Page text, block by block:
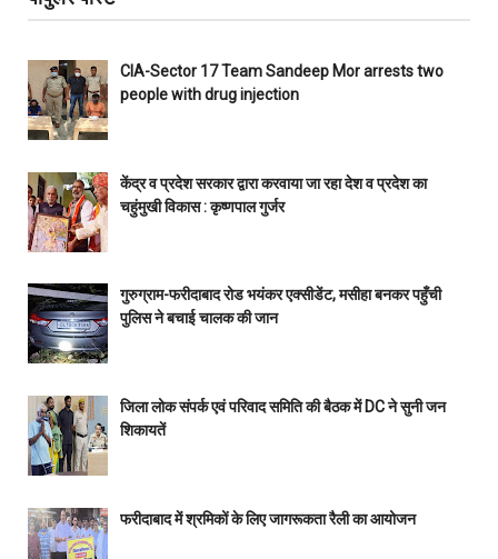
CIA-Sector 17 Team Sandeep Mor arrests two
people with drug injection
केंद्र व प्रदेश सरकार द्वारा करवाया जा रहा देश व प्रदेश का
चहुंमुखी विकास : कृष्णपाल गुर्जर
गुरुग्राम-फरीदाबाद रोड भयंकर एक्सीडेंट, मसीहा बनकर पहुँची
पुलिस ने बचाई चालक की जान
जिला लोक संपर्क एवं परिवाद समिति की बैठक में DC ने सुनी जन
शिकायतें
फरीदाबाद में श्रमिकों के लिए जागरूकता रैली का आयोजन